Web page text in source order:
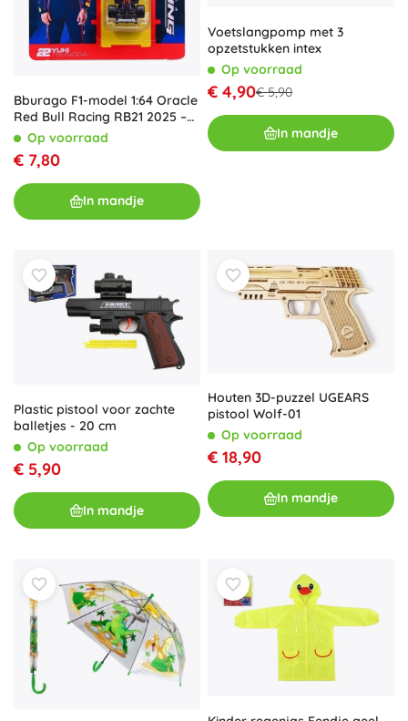
Bburago F1-model 1:64 Oracle
Red Bull Racing RB21 2025 –
Yuki Tsunoda
Op voorraad
€ 7,80
In mandje
Voetslangpomp met 3
opzetstukken intex
Op voorraad
€ 4,90€ 5,90
In mandje
Plastic pistool voor zachte
balletjes - 20 cm
Op voorraad
€ 5,90
In mandje
Houten 3D-puzzel UGEARS
pistool Wolf-01
Op voorraad
€ 18,90
In mandje